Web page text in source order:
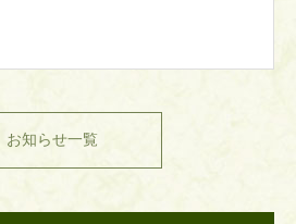
お知らせ一覧